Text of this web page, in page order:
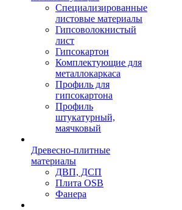
Специализированные
листовые материалы
Гипсоволокнистый
лист
Гипсокартон
Комплектующие для
металлокаркаса
Профиль для
гипсокартона
Профиль
штукатурный,
маячковый
Древесно-плитные
материалы
ДВП, ДСП
Плита OSB
Фанера